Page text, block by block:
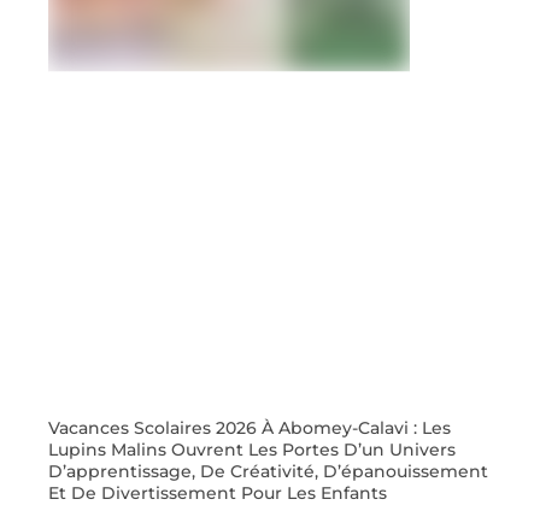
Vacances Scolaires 2026 À Abomey-Calavi : Les
Lupins Malins Ouvrent Les Portes D’un Univers
D’apprentissage, De Créativité, D’épanouissement
Et De Divertissement Pour Les Enfants